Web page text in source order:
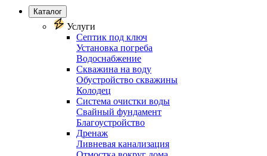
Каталог
Услуги
Септик под ключ
Установка погреба
Водоснабжение
Скважина на воду
Обустройство скважины
Колодец
Система очистки воды
Свайный фундамент
Благоустройство
Дренаж
Ливневая канализация